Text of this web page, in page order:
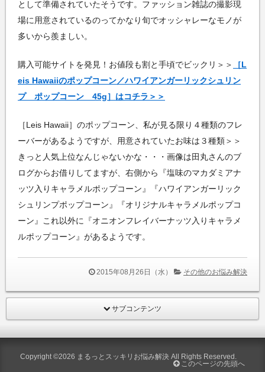
として準備されていたそうです。ファッション雑誌の撮影現
場に用意されているのってかなり旬でオッシャレーなモノが
多いから羨ましい。
購入可能サイトを発見！お値段も割と手頃でビックリ＞＞
［L
eis Hawaiiのポップコーン／ハワイアンガーリックシュリン
プ ポップコーン 45g］はコチラ＞＞
［Leis Hawaii］のポップコーン、私が見る限り４種類のフレ
ーバーがあるようですが、用意されていたお味は３種類＞＞
きっと人気上位なんじゃないかな・・・画像は田丸さんのブ
ログからお借りしてますが、右側から『塩味のマカダミアナ
ッツ入りキャラメルポップコーン』『ハワイアンガーリック
シュリンプポップコーン』『オリジナルキャラメルポップコ
ーン』これ以外に『オニオンフレイバーナッツ入りキャラメ
ルポップコーン』があるようです。
2015年08月26日（水） その他のお悩み解決
サブコンテンツ
Copyright ©2026 まるっとスッキリお悩み解決 All Rights Reserved.
このページの先頭へ